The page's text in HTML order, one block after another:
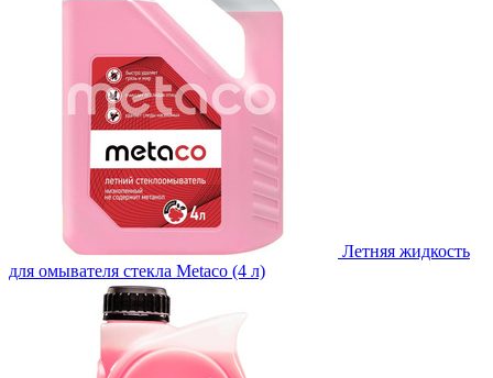
Летняя жидкость
для омывателя стекла Metaco (4 л)